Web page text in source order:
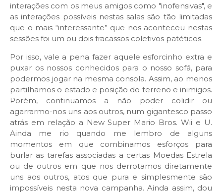
interações com os meus amigos como "inofensivas", e
as interações possíveis nestas salas são tão limitadas
que o mais “interessante” que nos aconteceu nestas
sessões foi um ou dois fracassos coletivos patéticos.
Por isso, vale a pena fazer aquele esforcinho extra e
puxar os nossos conhecidos para o nosso sofá, para
podermos jogar na mesma consola. Assim, ao menos
partilhamos o estado e posição do terreno e inimigos.
Porém, continuamos a não poder colidir ou
agarrarmo-nos uns aos outros, num gigantesco passo
atrás em relação a New Super Mario Bros. Wii e U.
Ainda me rio quando me lembro de alguns
momentos em que combinamos esforços para
burlar as tarefas associadas a certas Moedas Estrela
ou de outros em que nos derrotamos diretamente
uns aos outros, atos que pura e simplesmente são
impossíveis nesta nova campanha. Ainda assim, dou